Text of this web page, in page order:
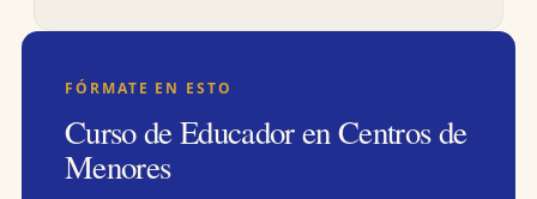
FÓRMATE EN ESTO
Curso de Educador en Centros de
Menores